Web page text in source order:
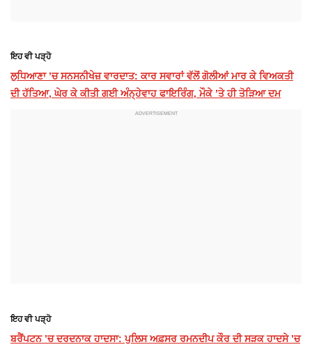
ਇਹ ਵੀ ਪੜ੍ਹੋ
ਲੁਧਿਆਣਾ ’ਚ ਸਨਸਨੀਖੇਜ਼ ਵਾਰਦਾਤ: ਕਾਰ ਸਵਾਰਾਂ ਵੱਲੋਂ ਗੋਲੀਆਂ ਮਾਰ ਕੇ ਵਿਅਕਤੀ
ਦੀ ਹੱਤਿਆ, ਘੇਰ ਕੇ ਕੀਤੀ ਗਈ ਅੰਨ੍ਹੇਵਾਹ ਫਾਇਰਿੰਗ, ਮੌਕੇ ’ਤੇ ਹੀ ਤੋੜਿਆ ਦਮ
ਇਹ ਵੀ ਪੜ੍ਹੋ
ਬਰੈਂਪਟਨ ’ਚ ਦਰਦਨਾਕ ਹਾਦਸਾ: ਪੁਲਿਸ ਅਫ਼ਸਰ ਰਮਨਦੀਪ ਕੌਰ ਦੀ ਸੜਕ ਹਾਦਸੇ ’ਚ